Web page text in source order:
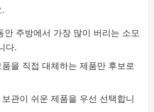
.
안 주방에서 가장 많이 버리는 소모
다.
을 직접 대체하는 제품만 후보로
관이 쉬운 제품을 우선 선택합니